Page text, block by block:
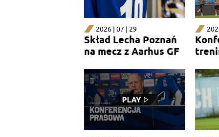
2026 | 07 | 29
Skład Lecha Poznań
na mecz z Aarhus GF